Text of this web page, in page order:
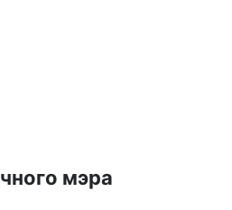
мэра